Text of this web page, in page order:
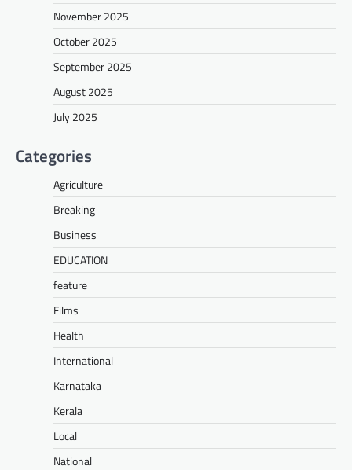
November 2025
October 2025
September 2025
August 2025
July 2025
Categories
Agriculture
Breaking
Business
EDUCATION
feature
Films
Health
International
Karnataka
Kerala
Local
National